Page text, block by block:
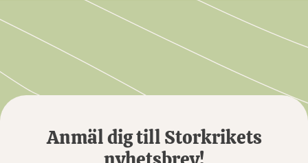
Anmäl dig till Storkrikets